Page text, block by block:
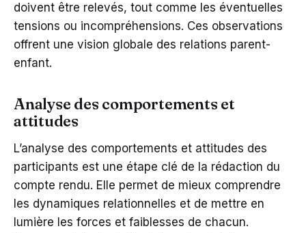
doivent être relevés, tout comme les éventuelles
tensions ou incompréhensions. Ces observations
offrent une vision globale des relations parent-
enfant.
Analyse des comportements et
attitudes
L’analyse des comportements et attitudes des
participants est une étape clé de la rédaction du
compte rendu. Elle permet de mieux comprendre
les dynamiques relationnelles et de mettre en
lumière les forces et faiblesses de chacun.